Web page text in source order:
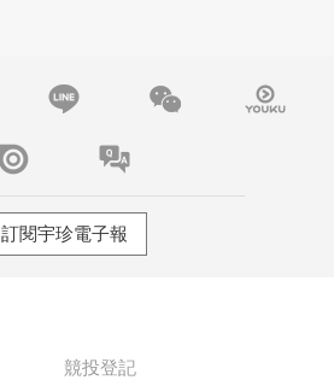
訂閱宇珍電子報
競投登記